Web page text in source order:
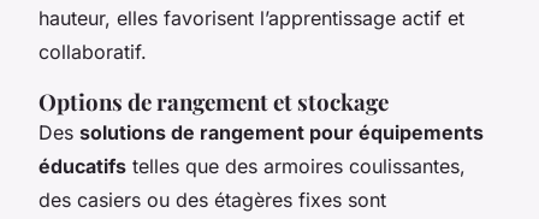
hauteur, elles favorisent l’apprentissage actif et
collaboratif.
Options de rangement et stockage
Des solutions de rangement pour équipements
éducatifs telles que des armoires coulissantes,
des casiers ou des étagères fixes sont